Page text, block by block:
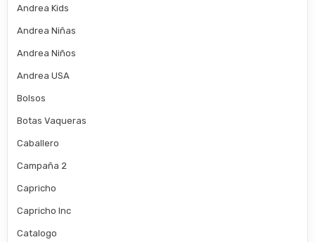
Andrea Kids
Andrea Niñas
Andrea Niños
Andrea USA
Bolsos
Botas Vaqueras
Caballero
Campaña 2
Capricho
Capricho Inc
Catalogo